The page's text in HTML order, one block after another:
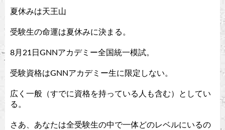
夏休みは天王山
受験生の命運は夏休みに決まる。
8月21日GNNアカデミー全国統一模試。
受験資格はGNNアカデミー生に限定しない。
広く一般（すでに資格を持っている人も含む）としてい
る。
さあ、あなたは全受験生の中で一体どのレベルにいるの